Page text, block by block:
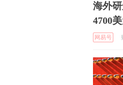
海外
4700
网易号